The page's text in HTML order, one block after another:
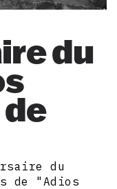
du
du
de "Adios